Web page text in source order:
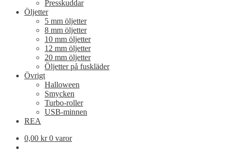
Presskuddar
Öljetter
5 mm öljetter
8 mm öljetter
10 mm öljetter
12 mm öljetter
20 mm öljetter
Öljetter på fuskläder
Övrigt
Halloween
Smycken
Turbo-roller
USB-minnen
REA
0,00 kr 0 varor